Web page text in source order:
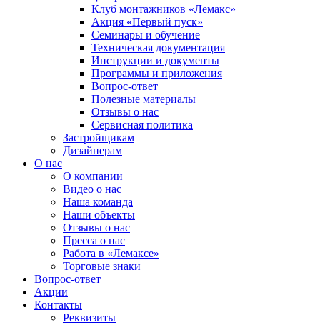
Клуб монтажников «Лемакс»
Акция «Первый пуск»
Семинары и обучение
Техническая документация
Инструкции и документы
Программы и приложения
Вопрос-ответ
Полезные материалы
Отзывы о нас
Сервисная политика
Застройщикам
Дизайнерам
О нас
О компании
Видео о нас
Наша команда
Наши объекты
Отзывы о нас
Пресса о нас
Работа в «Лемаксе»
Торговые знаки
Вопрос-ответ
Акции
Контакты
Реквизиты